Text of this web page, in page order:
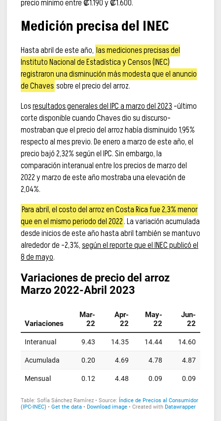
precio mínimo entre ₡1.190 y ₡1.600.
Medición precisa del INEC
Hasta abril de este año, las mediciones precisas del
Instituto Nacional de Estadística y Censos (INEC)
registraron una disminución más modesta que el anuncio
de Chaves sobre el precio del arroz.
Losresultados generales del IPC a marzo del 2023–último
corte disponible cuando Chaves dio su discurso–
mostraban que el precio del arroz había disminuido 1,95%
respecto al mes previo. De enero a marzo de este año, el
precio bajó 2,32% según el IPC. Sin embargo, la
comparación interanual entre los precios de marzo del
2022 y marzo de este año mostraba una elevación de
2,04%.
Para abril, el costo del arroz en Costa Rica fue 2,3% menor
que en el mismo periodo del 2022. La variación acumulada
desde inicios de este año hasta abril también se mantuvo
alrededor de -2,3%,según el reporte que el INEC publicó el
8 de mayo.